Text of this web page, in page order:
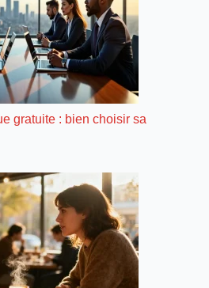
gratuite : bien choisir sa